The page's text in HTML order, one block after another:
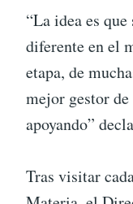
“La idea es
diferente en el
etapa, de
mejor gestor
apoyando”
Tras visitar